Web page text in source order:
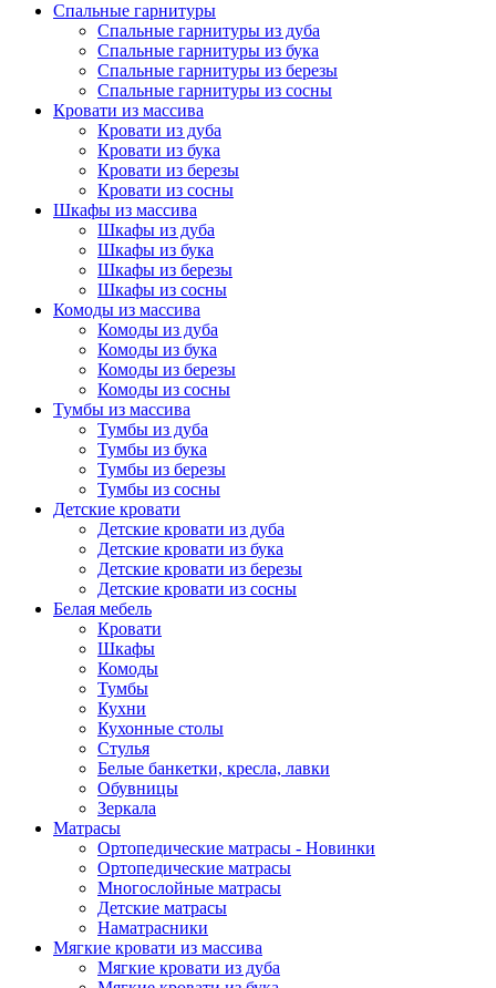
Спальные гарнитуры
Спальные гарнитуры из дуба
Спальные гарнитуры из бука
Спальные гарнитуры из березы
Спальные гарнитуры из сосны
Кровати из массива
Кровати из дуба
Кровати из бука
Кровати из березы
Кровати из сосны
Шкафы из массива
Шкафы из дуба
Шкафы из бука
Шкафы из березы
Шкафы из сосны
Комоды из массива
Комоды из дуба
Комоды из бука
Комоды из березы
Комоды из сосны
Тумбы из массива
Тумбы из дуба
Тумбы из бука
Тумбы из березы
Тумбы из сосны
Детские кровати
Детские кровати из дуба
Детские кровати из бука
Детские кровати из березы
Детские кровати из сосны
Белая мебель
Кровати
Шкафы
Комоды
Тумбы
Кухни
Кухонные столы
Стулья
Белые банкетки, кресла, лавки
Обувницы
Зеркала
Матрасы
Ортопедические матрасы - Новинки
Ортопедические матрасы
Многослойные матрасы
Детские матрасы
Наматрасники
Мягкие кровати из массива
Мягкие кровати из дуба